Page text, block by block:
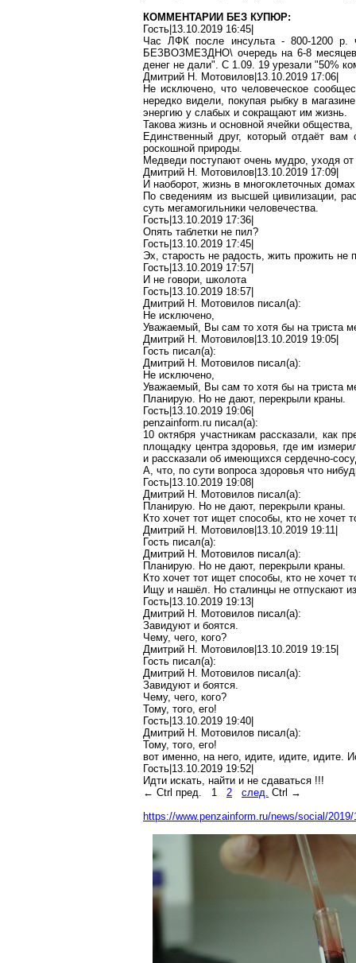
КОММЕНТАРИИ БЕЗ КУПЮР:
Гость|13.10.2019 16:45|
Час ЛФК после инсульта - 800-1200 р.
БЕЗВОЗМЕЗДНО\ очередь на 6-8 месяцев,
денег не дали". С 1.09. 19 урезали "50%
Дмитрий Н. Мотовилов|13.10.2019 17:06|
Не исключено, что человеческое
нередко видели, покупая рыбку в
энергию у слабых и сокращают им жизнь.
Такова жизнь и основной ячейки
Единственный друг, который отдаёт
роскошной природы.
Медведи поступают очень мудро, уходя
Дмитрий Н. Мотовилов|13.10.2019 17:09|
И наоборот, жизнь в многоклеточных
По сведениям из высшей цивилизации,
суть мегамогильники человечества.
Гость|13.10.2019 17:36|
Опять таблетки не пил?
Гость|13.10.2019 17:45|
Эх, старость не радость, жить прожить не
Гость|13.10.2019 17:57|
И не говори, школота
Гость|13.10.2019 18:57|
Дмитрий Н. Мотовилов писал(a):
Не исключено,
Уважаемый, Вы сам то хотя бы на триста
Дмитрий Н. Мотовилов|13.10.2019 19:05|
Гость писал(a):
Дмитрий Н. Мотовилов писал(a):
Не исключено,
Уважаемый, Вы сам то хотя бы на триста
Планирую. Но не дают, перекрыли краны.
Гость|13.10.2019 19:06|
penzainform.ru писал(a):
10 октября участникам рассказали, как
площадку центра здоровья, где им
и рассказали об имеющихся сердечно-
А, что, по сути вопроса здоровья что
Гость|13.10.2019 19:08|
Дмитрий Н. Мотовилов писал(a):
Планирую. Но не дают, перекрыли краны.
Кто хочет тот ищет способы, кто не хочет
Дмитрий Н. Мотовилов|13.10.2019 19:11|
Гость писал(a):
Дмитрий Н. Мотовилов писал(a):
Планирую. Но не дают, перекрыли краны.
Кто хочет тот ищет способы, кто не хочет
Ищу и нашёл. Но сталинцы не отпускают
Гость|13.10.2019 19:13|
Дмитрий Н. Мотовилов писал(a):
Завидуют и боятся.
Чему, чего, кого?
Дмитрий Н. Мотовилов|13.10.2019 19:15|
Гость писал(a):
Дмитрий Н. Мотовилов писал(a):
Завидуют и боятся.
Чему, чего, кого?
Тому, того, его!
Гость|13.10.2019 19:40|
Дмитрий Н. Мотовилов писал(a):
Тому, того, его!
вот именно, на него, идите, идите, идите.
Гость|13.10.2019 19:52|
Идти искать, найти и не сдаваться !!!
← Ctrl пред. 1 2 след. Ctrl →
https://www.penzainform.ru/news/social/